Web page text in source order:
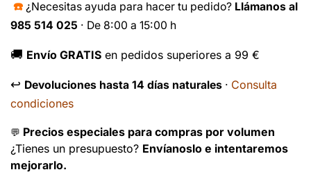
☎️ ¿Necesitas ayuda para hacer tu pedido? Llámanos al
985 514 025 · De 8:00 a 15:00 h
🚚 Envío GRATIS en pedidos superiores a 99 €
↩️ Devoluciones hasta 14 días naturales · Consulta
condiciones
💬 Precios especiales para compras por volumen
¿Tienes un presupuesto? Envíanoslo e intentaremos
mejorarlo.